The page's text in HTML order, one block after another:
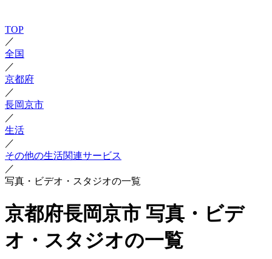
TOP
／
全国
／
京都府
／
長岡京市
／
生活
／
その他の生活関連サービス
／
写真・ビデオ・スタジオの一覧
京都府長岡京市 写真・ビデ
オ・スタジオの一覧